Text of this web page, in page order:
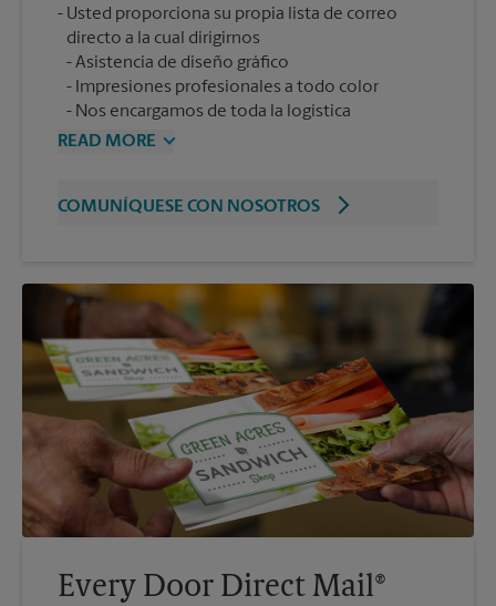
Usted proporciona su propia lista de correo
Asistencia de diseño gráfico
Impresiones profesionales a todo color
Nos encargamos de toda la logística
READ MORE
COMUNÍQUESE CON NOSOTROS
Every Door Direct Mail®